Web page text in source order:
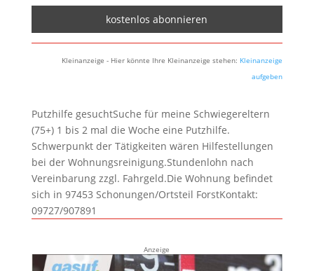
Kleinanzeige - Hier könnte Ihre Kleinanzeige stehen: Kleinanzeige
aufgeben
Putzhilfe gesuchtSuche für meine Schwiegereltern
(75+) 1 bis 2 mal die Woche eine Putzhilfe.
Schwerpunkt der Tätigkeiten wären Hilfestellungen
bei der Wohnungsreinigung.Stundenlohn nach
Vereinbarung zzgl. Fahrgeld.Die Wohnung befindet
sich in 97453 Schonungen/Ortsteil ForstKontakt:
09727/907891
Anzeige